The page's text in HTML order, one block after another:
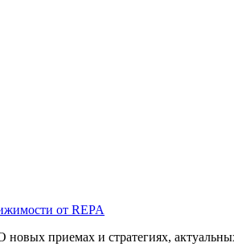
от REPA
приемах и стратегиях,